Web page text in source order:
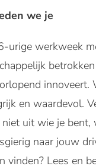
we je
urige werkweek
innoveert.
en waardevol.
niet uit wie je
naar jouw
vinden? Lees en